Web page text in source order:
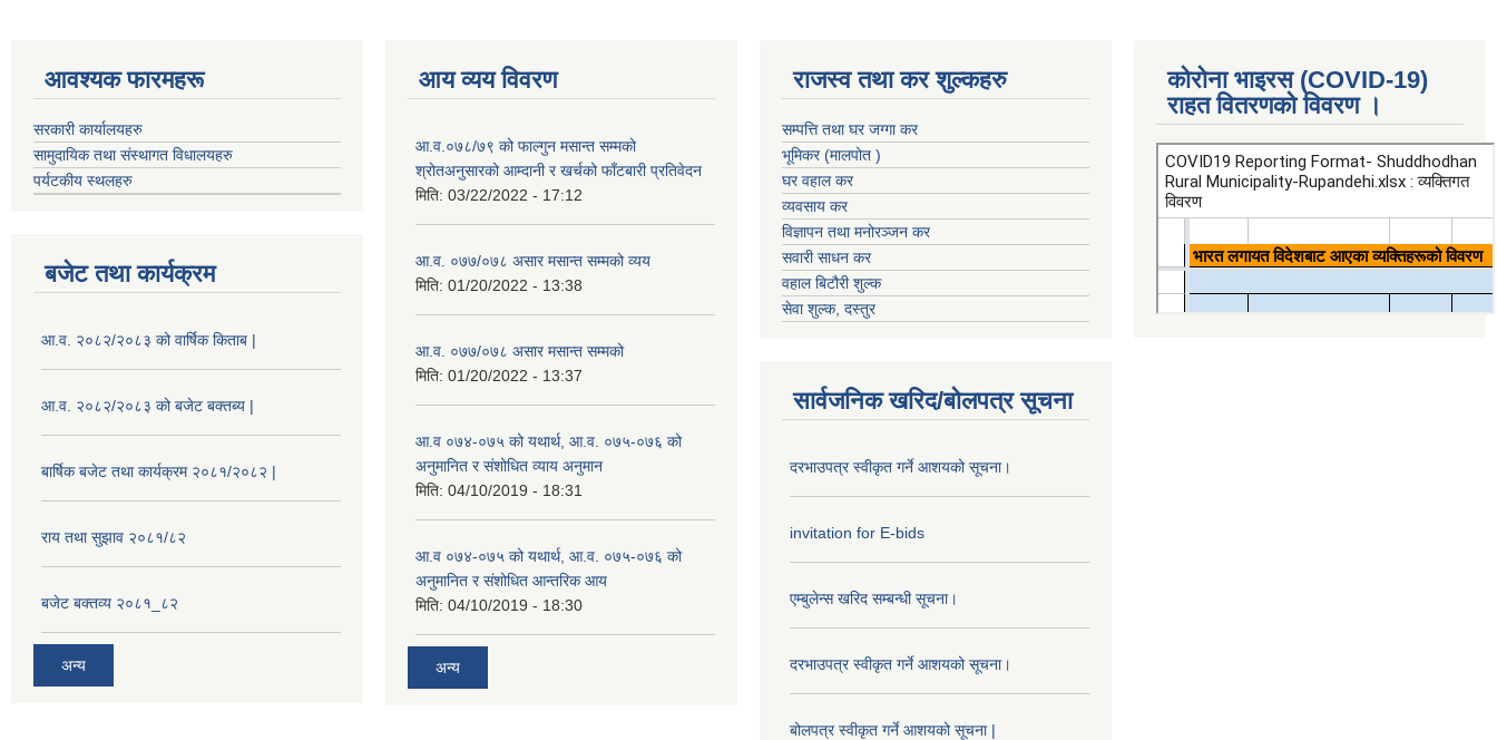
आवश्यक फारमहरू
सरकारी कार्यालयहरु
सामुदायिक तथा संस्थागत विधालयहरु
पर्यटकीय स्थलहरु
बजेट तथा कार्यक्रम
आ.व. २०८२/२०८३ को वार्षिक किताब |
आ.व. २०८२/२०८३ को बजेट बक्तब्य |
बार्षिक बजेट तथा कार्यक्रम २०८१/२०८२ |
राय तथा सुझाव २०८१/८२
बजेट बक्तव्य २०८१_८२
अन्य
आय व्यय विवरण
आ.व.०७८/७९ को फाल्गुन मसान्त सम्मको
श्रोतअनुसारको आम्दानी र खर्चको फाँटबारी प्रतिवेदन
मिति: 03/22/2022 - 17:12
आ.व. ०७७/०७८ असार मसान्त सम्मको व्यय
मिति: 01/20/2022 - 13:38
आ.व. ०७७/०७८ असार मसान्त सम्मको
मिति: 01/20/2022 - 13:37
आ.व ०७४-०७५ को यथार्थ, आ.व. ०७५-०७६ को
अनुमानित र संशोधित व्याय अनुमान
मिति: 04/10/2019 - 18:31
आ.व ०७४-०७५ को यथार्थ, आ.व. ०७५-०७६ को
अनुमानित र संशोधित आन्तरिक आय
मिति: 04/10/2019 - 18:30
अन्य
राजस्व तथा कर शुल्कहरु
सम्पत्ति तथा घर जग्गा कर
भूमिकर (मालपोत )
घर वहाल कर
व्यवसाय कर
विज्ञापन तथा मनोरञ्जन कर
सवारी साधन कर
वहाल बिटौरी शुल्क
सेवा शुल्क, दस्तुर
सार्वजनिक खरिद/बोलपत्र सूचना
दरभाउपत्र स्वीकृत गर्ने आशयको सूचना।
invitation for E-bids
एम्बुलेन्स खरिद सम्बन्धी सूचना।
दरभाउपत्र स्वीकृत गर्ने आशयको सूचना।
बोलपत्र स्वीकृत गर्ने आशयको सूचना |
कोरोना भाइरस (COVID-19)
राहत वितरणको विवरण ।